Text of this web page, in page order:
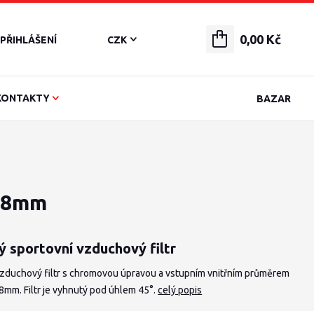
BAZAR
CZK
PŘIHLÁŠENÍ 0,00 Kč
sportovní vzduchový filtr
filtr s chromovou úpravou a vstupním vnitřním průměrem
Filtr je vyhnutý pod úhlem 45°.celý popis